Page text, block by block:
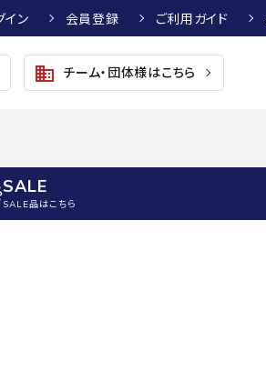
イン 会員登録 ご利用ガイド
business チーム・団体様はこちら
SALE
SALE品はこちら